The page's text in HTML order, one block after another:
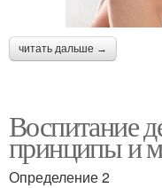
читать дальше →
Воспитание
принципы и
Определение 2